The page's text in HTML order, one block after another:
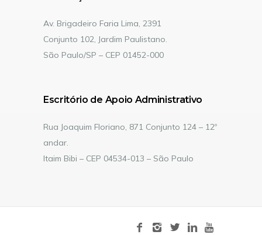
Av. Brigadeiro Faria Lima, 2391
Conjunto 102, Jardim Paulistano.
São Paulo/SP – CEP 01452-000
Escritório de Apoio Administrativo
Rua Joaquim Floriano, 871 Conjunto 124 – 12º
andar.
Itaim Bibi – CEP 04534-013 – São Paulo